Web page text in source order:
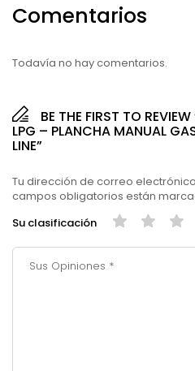
Comentarios
Todavía no hay comentarios.
BE THE FIRST TO
LPG – PLANCHA MANUAL
LINE”
Tu dirección de correo
campos obligatorios están
Su clasificación
Alternative: